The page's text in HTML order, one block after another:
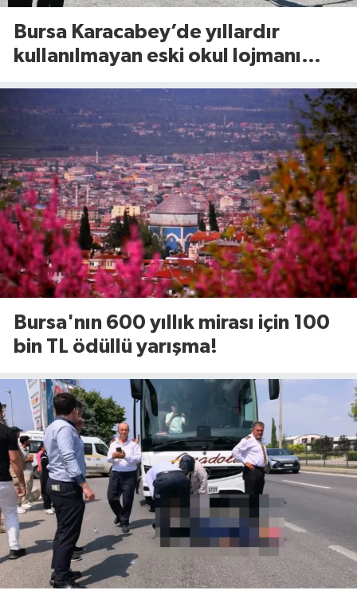
Bursa Karacabey’de yıllardır
kullanılmayan eski okul lojmanı
Bursa'nın 600 yıllık mirası için 100
bin TL ödüllü yarışma!